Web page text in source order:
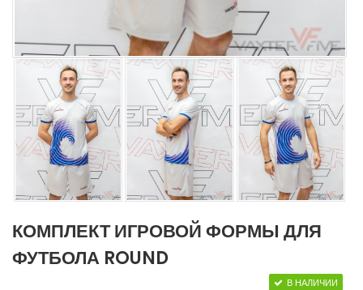
КОМПЛЕКТ ИГРОВОЙ ФОРМЫ ДЛЯ
ФУТБОЛА ROUND
В НАЛИЧИИ